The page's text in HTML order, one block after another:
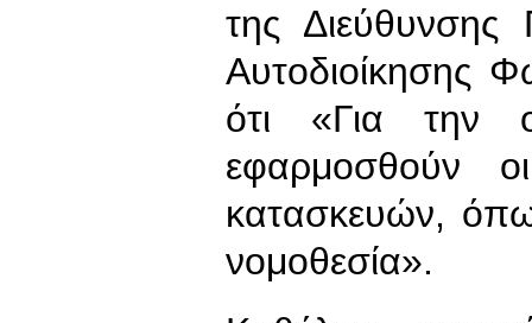
της Διεύθυνσης
Αυτοδιοίκησης
ότι «Για την
εφαρμοσθούν
κατασκευών,
νομοθεσία».